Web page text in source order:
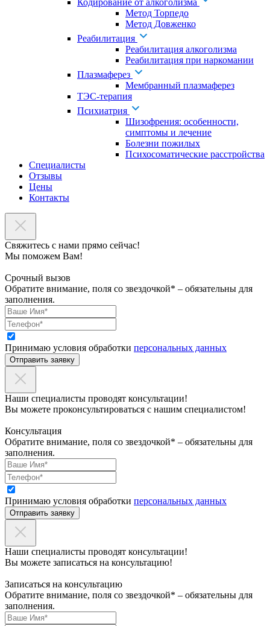
Кодирование от алкоголизма
Метод Торпедо
Метод Довженко
Реабилитация
Реабилитация алкоголизма
Реабилитация при наркомании
Плазмаферез
Мембранный плазмаферез
ТЭС-терапия
Психиатрия
Шизофрения: особенности,
симптомы и лечение
Болезни пожилых
Психосоматические расстройства
Специалисты
Отзывы
Цены
Контакты
Свяжитесь с нами прямо сейчас!
Мы поможем Вам!
Срочный вызов
Обратите внимание, поля со звездочкой* – обязательны для
заполнения.
Принимаю условия обработки персональных данных
Отправить заявку
Наши специалисты проводят консультации!
Вы можете проконсультироваться с нашим специалистом!
Консультация
Обратите внимание, поля со звездочкой* – обязательны для
заполнения.
Принимаю условия обработки персональных данных
Отправить заявку
Наши специалисты проводят консультации!
Вы можете записаться на консультацию!
Записаться на консультацию
Обратите внимание, поля со звездочкой* – обязательны для
заполнения.